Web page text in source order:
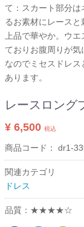
て：スカート部分
るお素材にレース
上品で華やか。ウ
ておりお腹周りが
なのでミセスドレ
あります。
レースロング
¥ 6,500 税込
商品コード： dr1-
関連カテゴリ
ドレス
品質：★★★★☆